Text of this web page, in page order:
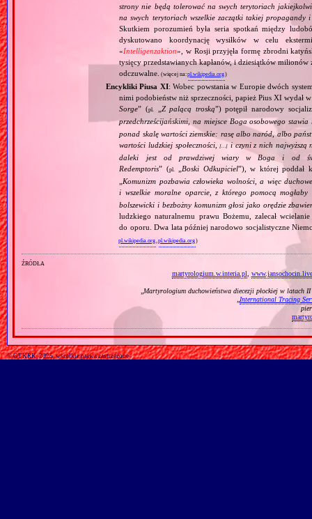
strony nie będą tolerować na swych terytoriach
na swych terytoriach wszelkie zaczątki takiej
Skutkiem porozumień była seria spotkań między
dyskutowano koordynację wysiłków w celu
«Intelligenzaktion», w Rosji przyjęła formę zbrodni
tysięcy przedstawianych kapłanów, i dziesiątków
odczuwalne. (więcej na:pl.wikipedia.org)
Encykliki Piusa XI: Wobec powstania w Europie dwóch
nimi podobieństw niż sprzeczności, papież Pius XI
Sorge” (pl. Z palącą troską”) potępił narodowy
przedchrześcijańskimi, na miejsce Boga osobowego
ponad skalę wartości ziemskie: rasę albo naród, albo
wartości ludzkiej społeczności,[…] i czyni z nich najwyższą
daleki jest od prawdziwej wiary w Boga i od
Redemptoris” (pl. Boski Odkupiciel”), w której poddał
Komunizm pozbawia człowieka wolności, a więc
i wszelkie moralne oparcie, z którego pomocą
bolszewicki i bezbożny komunizm głosi jako orędzie
ludzkiego naturalnemu prawu Bożemu, zalecał
do oporu. Dwa lata później narodowo socjalistyczne
pl.wikipedia.org,pl.wikipedia.org)
źródła
martyrologium.w.interia.pl
Martyrologium duchowieństwa diecezji płockiej w latach
International Tracing
© GTKRK, 2025, wszelkie prawa zastrzeżone